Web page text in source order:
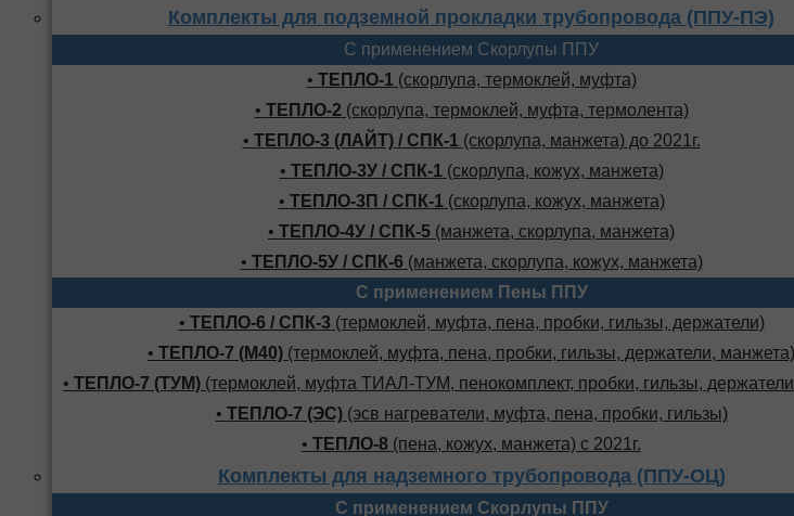
Комплекты для подземной прокладки трубопровода (ППУ-ПЭ)
С применением Скорлупы ППУ
• ТЕПЛО-1 (скорлупа, термоклей, муфта)
• ТЕПЛО-2 (скорлупа, термоклей, муфта, термолента)
• ТЕПЛО-3 (ЛАЙТ) / СПК-1 (скорлупа, манжета) до 2021г.
• ТЕПЛО-3У / СПК-1 (скорлупа, кожух, манжета)
• ТЕПЛО-3П / СПК-1 (скорлупа, кожух, манжета)
• ТЕПЛО-4У / СПК-5 (манжета, скорлупа, манжета)
• ТЕПЛО-5У / СПК-6 (манжета, скорлупа, кожух, манжета)
С применением Пены ППУ
• ТЕПЛО-6 / СПК-3 (термоклей, муфта, пена, пробки, гильзы, держатели)
• ТЕПЛО-7 (М40) (термоклей, муфта, пена, пробки, гильзы, держатели, манжета)
• ТЕПЛО-7 (ТУМ) (термоклей, муфта ТИАЛ-ТУМ, пенокомплект, пробки, гильзы,
• ТЕПЛО-7 (ЭС)(эсв нагреватели, муфта, пена, пробки, гильзы)
• ТЕПЛО-8 (пена, кожух, манжета) с 2021г.
Комплекты для надземного трубопровода (ППУ-ОЦ)
С применением Скорлупы ППУ